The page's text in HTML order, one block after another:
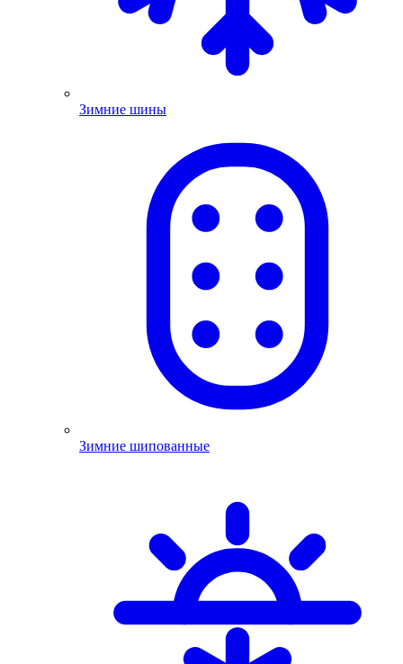
Зимние шины
Зимние шипованные